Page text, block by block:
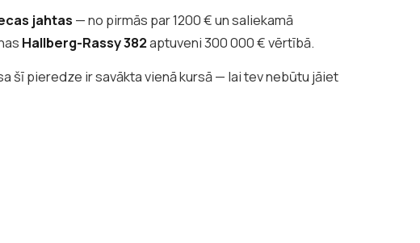
jahtas — no pirmās par 1200 € un saliekamā
Hallberg-Rassy 382aptuveni 300 000 € vērtībā.
šī pieredze ir savākta vienā kursā — lai tev nebūtu jāiet